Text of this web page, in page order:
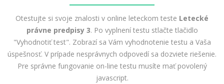
Otestujte si svoje znalosti v online leteckom teste Letecké
právne predpisy 3. Po vyplnení testu stlačte tlačidlo
"Vyhodnotiť test". Zobrazí sa Vám vyhodnotenie testu a Vaša
úspešnosť. V prípade nesprávnych odpovedí sa dozviete riešenie.
Pre správne fungovanie on-line testu musíte mať povolený
javascript.